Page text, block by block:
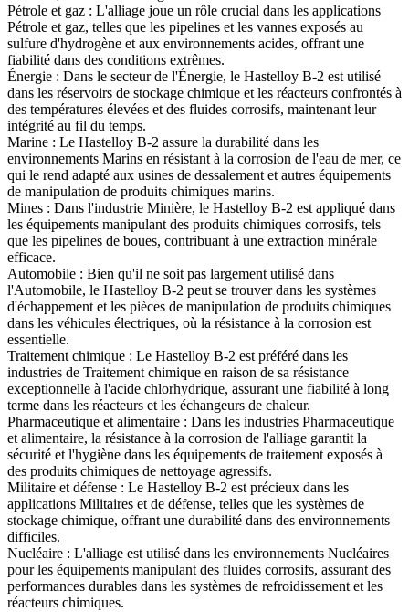
Pétrole et gaz : L'alliage joue un rôle crucial dans les applications
Pétrole et gaz, telles que les pipelines et les vannes exposés au
sulfure d'hydrogène et aux environnements acides, offrant une
fiabilité dans des conditions extrêmes.
Énergie : Dans le secteur de l'Énergie, le Hastelloy B-2 est utilisé
dans les réservoirs de stockage chimique et les réacteurs confrontés à
des températures élevées et des fluides corrosifs, maintenant leur
intégrité au fil du temps.
Marine : Le Hastelloy B-2 assure la durabilité dans les
environnements Marins en résistant à la corrosion de l'eau de mer, ce
qui le rend adapté aux usines de dessalement et autres équipements
de manipulation de produits chimiques marins.
Mines : Dans l'industrie Minière, le Hastelloy B-2 est appliqué dans
les équipements manipulant des produits chimiques corrosifs, tels
que les pipelines de boues, contribuant à une extraction minérale
efficace.
Automobile : Bien qu'il ne soit pas largement utilisé dans
l'Automobile, le Hastelloy B-2 peut se trouver dans les systèmes
d'échappement et les pièces de manipulation de produits chimiques
dans les véhicules électriques, où la résistance à la corrosion est
essentielle.
Traitement chimique : Le Hastelloy B-2 est préféré dans les
industries de Traitement chimique en raison de sa résistance
exceptionnelle à l'acide chlorhydrique, assurant une fiabilité à long
terme dans les réacteurs et les échangeurs de chaleur.
Pharmaceutique et alimentaire : Dans les industries Pharmaceutique
et alimentaire, la résistance à la corrosion de l'alliage garantit la
sécurité et l'hygiène dans les équipements de traitement exposés à
des produits chimiques de nettoyage agressifs.
Militaire et défense : Le Hastelloy B-2 est précieux dans les
applications Militaires et de défense, telles que les systèmes de
stockage chimique, offrant une durabilité dans des environnements
difficiles.
Nucléaire : L'alliage est utilisé dans les environnements Nucléaires
pour les équipements manipulant des fluides corrosifs, assurant des
performances durables dans les systèmes de refroidissement et les
réacteurs chimiques.